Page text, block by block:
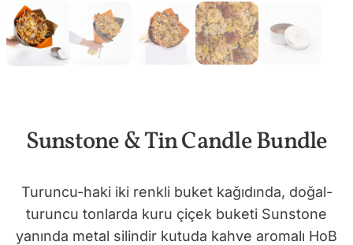
Sunstone & Tin Candle Bundle
Turuncu-haki iki renkli buket kağıdında, doğal-
turuncu tonlarda kuru çiçek buketi Sunstone
yanında metal silindir kutuda kahve aromalı HoB